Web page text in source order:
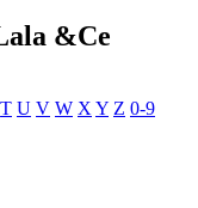
&Ce
T U V W X Y Z 0-9